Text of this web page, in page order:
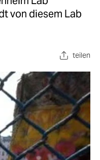
von diesem Lab
teilen